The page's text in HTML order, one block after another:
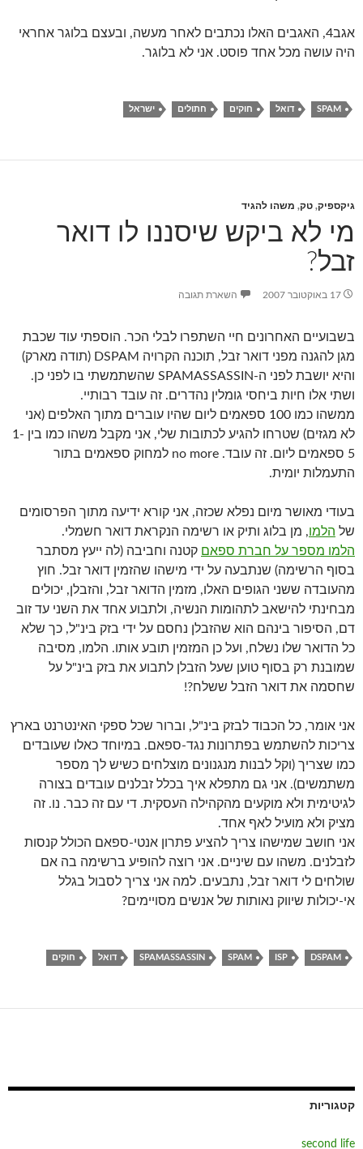
אגב4, האגבים האלו נכתבים לאחר מעשה, ובעצם בלוגר אחראי
היה עושה מכל אחד פוסט. אני לא בלוגר.
SPAM דואל חוקים חתולים ישראל
גיקספיק, טק, משהו להגיד
מי לא ביקש שיסננו לו דואר
זבל?
17 באוקטובר 2007 השארת תגובה
בשבועיים האחרונים חיי השתפרו לבלי הכר. הוספתי עוד שכבת
מגן להגנה מפני דואר זבל, תוכנה הקרויה DSPAM (תודה מארק)
והיא יושבת לפני ה-SPAMASSASSIN שהשתמשתי בו לפני כן.
ושתי אלו חיות ביחסי גומלין נהדרים. זה עובד רבותיי.
ממשהו כמו 100 ספאמים ליום שהיו עוברים מתוך האלפים (אני
לא מגזים) שטרחו להגיע לכתובות שלי, אני מקבל משהו כמו בין 1-
5 ספאמים ליום. זה עובד. no more למחוק ספאמים בתור
התעמלות יומית.
בעודי מאושר מיום נפלא שכזה, אני קורא ידיעה מתוך הפרסומים
של הלמו, מן בלוג ותיק או רשימה הנקראת דואר חשמלי.
הלמו מספר על חברת ספאם קטנה וחביבה (לה ייעץ מסתבר
בסוף הרשימה) שנתבעה על ידי מישהו שהזמין דואר זבל. חוץ
מהעובדה ששני הגופים האלו, מזמין הדואר זבל, והזבלן, יכולים
מבחינתי להישאב לתהומות הנשיה, ולתבוע אחד את השני עד זוב
דם, הסיפור בינהם הוא שהזבלן נחסם על ידי בזק בינ"ל, כך שלא
כל הדואר שלו נשלח, ועל כן המזמין תובע אותו. הלמו, מסיבה
שמובנת רק בסוף טוען שעל הזבלן לתבוע את בזק בינ"ל על
שחסמה את דואר הזבל ששלח?!
אני אומר, כל הכבוד לבזק בינ"ל, וברור שכל ספקי האינטרנט בארץ
צריכות להשתמש בפתרונות נגד-ספאם. במיוחד כאלו שעובדים
כמו שצריך (וקל לבנות מנגנונים מוצלחים כשיש לך מספר
משתמשים). אני גם מתפלא איך בכלל זבלנים עובדים בצורה
לגיטימית ולא מוקעים מהקהילה העסקית. די עם זה כבר. נו. זה
מציק ולא מועיל לאף אחד.
אני חושב שמישהו צריך להציע פתרון אנטי-ספאם הכולל קנסות
לזבלנים. משהו עם שיניים. אני רוצה להופיע ברשימה בה אם
שולחים לי דואר זבל, נתבעים. למה אני צריך לסבול בגלל
אי-יכולות שיווק נאותות של אנשים מסויימים?
DSPAM
ISP
SPAM
SPAMASSASSIN דואל חוקים
קטגוריות
second life